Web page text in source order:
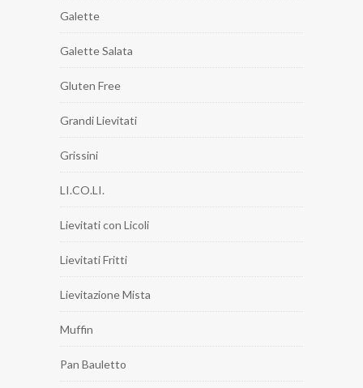
Galette
Galette Salata
Gluten Free
Grandi Lievitati
Grissini
LI.CO.LI.
Lievitati con Licoli
Lievitati Fritti
Lievitazione Mista
Muffin
Pan Bauletto